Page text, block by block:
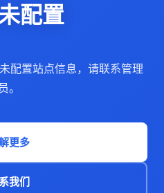
配置
配置站点信息，请联系管理
员。
更多
我们